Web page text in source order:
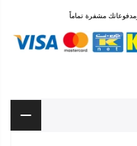
مشفرة تماماً